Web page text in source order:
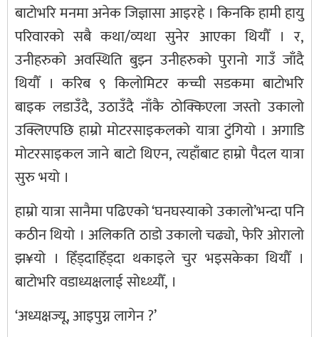
बाटोभरि मनमा अनेक जिज्ञासा आइरहे । किनकि हामी हायु
परिवारको सबै कथा/व्यथा सुनेर आएका थियौँ । र,
उनीहरुको अवस्थिति बुझ्न उनीहरुको पुरानो गाउँ जाँदै
थियौँ । करिब ९ किलोमिटर कच्ची सडकमा बाटोभरि
बाइक लडाउँदै, उठाउँदै नाँकै ठोक्किएला जस्तो उकालो
उक्लिएपछि हाम्रो मोटरसाइकलको यात्रा टुंगियो । अगाडि
मोटरसाइकल जाने बाटो थिएन, त्यहाँबाट हाम्रो पैदल यात्रा
सुरु भयो ।
हाम्रो यात्रा सानैमा पढिएको ‘घनघस्याको उकालो’भन्दा पनि
कठीन थियो । अलिकति ठाडो उकालो चढ्यो, फेरि ओरालो
झ¥यो । हिँड्दाहिँड्दा थकाइले चुर भइसकेका थियौँ ।
बाटोभरि वडाध्यक्षलाई सोध्थ्यौँ, ।
‘अध्यक्षज्यू, आइपुग्न लागेन ?’